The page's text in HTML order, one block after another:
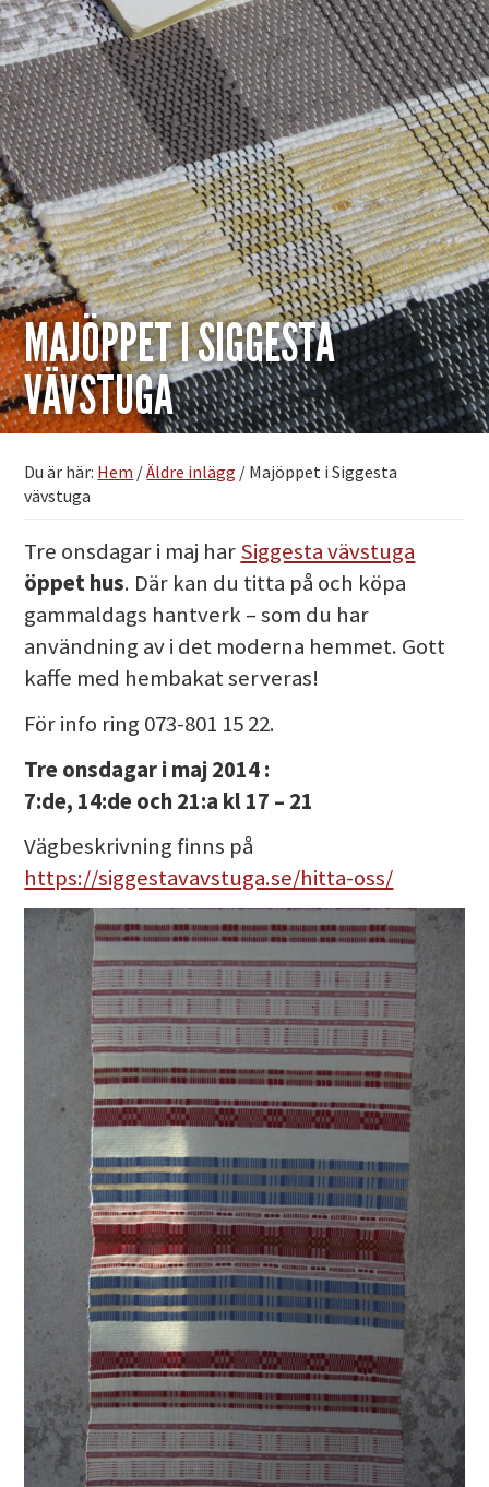
MAJÖPPET I SIGGESTA
VÄVSTUGA
Du är här: Hem /Äldre inlägg / Majöppet i Siggesta
vävstuga
Tre onsdagar i maj harSiggesta vävstuga
öppet hus. Där kan du titta på och köpa
gammaldags hantverk – som du har
användning av i det moderna hemmet. Gott
kaffe med hembakat serveras!
För info ring 073-801 15 22.
Tre onsdagar i maj 2014 :
7:de, 14:de och 21:a kl 17 – 21
Vägbeskrivning finns på
https://siggestavavstuga.se/hitta-oss/